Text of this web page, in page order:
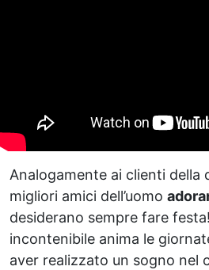
Analogamente ai clienti della
migliori amici dell’uomo
desiderano sempre fare festa!
incontenibile anima le
aver realizzato un sogno nel